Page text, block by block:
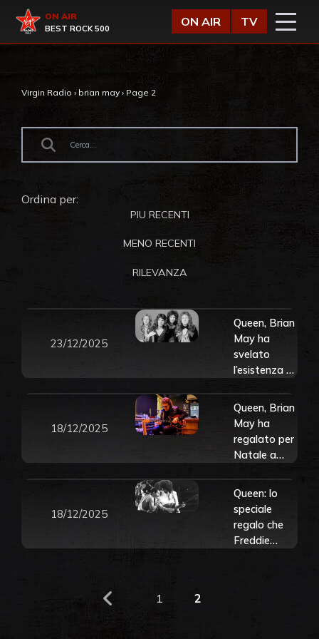
Virgin Radio
ON AIR
BEST ROCK 500
ON AIR TV
Virgin Radio › brian may › Page 2
Ordina per:
PIU RECENTI
MENO RECENTI
RILEVANZA
23/12/2025
Queen, Brian
May ha
svelato
l’esistenza di
di Natale
inedita con
Freddie
Mercury:
risale alle
session di
Queen II
18/12/2025
Queen, Brian
May ha
regalato per
Natale a
una Red
Special per
mancini.
Guarda le
foto
18/12/2025
Queen: lo
speciale
regalo che
Freddie
1 2